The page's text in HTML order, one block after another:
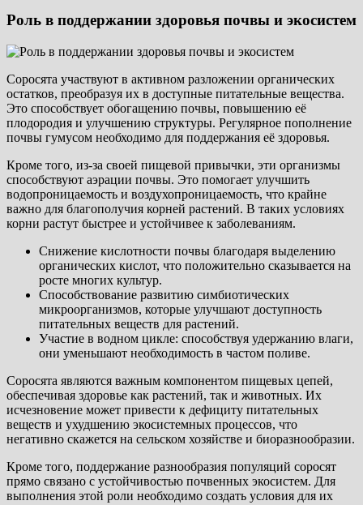
Роль в поддержании здоровья почвы и экосистем
Соросята участвуют в активном разложении органических
остатков, преобразуя их в доступные питательные вещества.
Это способствует обогащению почвы, повышению её
плодородия и улучшению структуры. Регулярное пополнение
почвы гумусом необходимо для поддержания её здоровья.
Кроме того, из-за своей пищевой привычки, эти организмы
способствуют аэрации почвы. Это помогает улучшить
водопроницаемость и воздухопроницаемость, что крайне
важно для благополучия корней растений. В таких условиях
корни растут быстрее и устойчивее к заболеваниям.
Снижение кислотности почвы благодаря выделению
органических кислот, что положительно сказывается на
росте многих культур.
Способствование развитию симбиотических
микроорганизмов, которые улучшают доступность
питательных веществ для растений.
Участие в водном цикле: способствуя удержанию влаги,
они уменьшают необходимость в частом поливе.
Соросята являются важным компонентом пищевых цепей,
обеспечивая здоровье как растений, так и животных. Их
исчезновение может привести к дефициту питательных
веществ и ухудшению экосистемных процессов, что
негативно скажется на сельском хозяйстве и биоразнообразии.
Кроме того, поддержание разнообразия популяций соросят
прямо связано с устойчивостью почвенных экосистем. Для
выполнения этой роли необходимо создать условия для их